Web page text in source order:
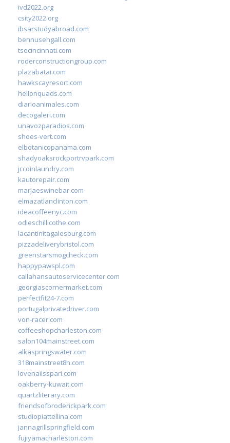
ivd2022.org
csity2022.org
ibsarstudyabroad.com
bennusehgall.com
tsecincinnati.com
roderconstructiongroup.com
plazabatai.com
hawkscayresort.com
hellonquads.com
diarioanimales.com
decogaleri.com
unavozparadios.com
shoes-vert.com
elbotanicopanama.com
shadyoaksrockportrvpark.com
jccoinlaundry.com
kautorepair.com
marjaeswinebar.com
elmazatlanclinton.com
ideacoffeenyc.com
odieschillicothe.com
lacantinitagalesburg.com
pizzadeliverybristol.com
greenstarsmogcheck.com
happypawspl.com
callahansautoservicecenter.com
georgiascornermarket.com
perfectfit24-7.com
portugalprivatedriver.com
von-racer.com
coffeeshopcharleston.com
salon104mainstreet.com
alkaspringswater.com
318mainstreet8h.com
lovenailsspari.com
oakberry-kuwait.com
quartzliterary.com
friendsofbroderickpark.com
studiopiattellina.com
jannagrillspringfield.com
fujiyamacharleston.com